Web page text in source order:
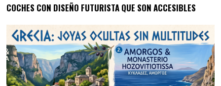
COCHES CON DISEÑO FUTURISTA QUE SON ACCESIBLES